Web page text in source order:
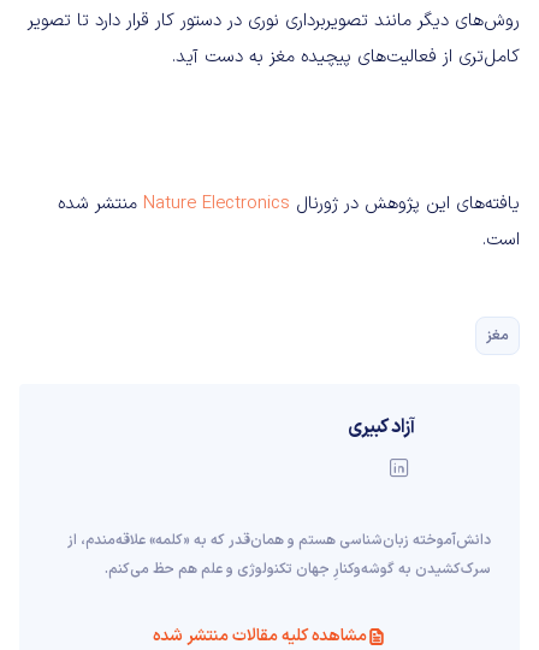
روش‌های دیگر مانند تصویربرداری نوری در دستور کار قرار دارد تا تصویر
کامل‌تری از فعالیت‌های پیچیده مغز به دست آید.
یافته‌های این پژوهش در ژورنال Nature Electronics منتشر شده
است.
مغز
آزاد کبیری
دانش‌آموخته‌ زبان‌شناسی‌ هستم و همان‌قدر که به «کلمه» علاقه‌مندم، از
سرک‌کشیدن به گوشه‌وکنارِ جهان تکنولوژی و علم هم حظ می‌کنم.
مشاهده کلیه مقالات منتشر شده